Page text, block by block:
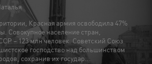
Красная армия освободила 47%
Совокупное население стран,
– 123 млн человек. Советский Союз
господство над большинством
сохранив их государ...